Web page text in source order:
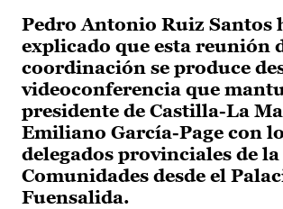
Pedro Antonio Ruiz Santos
explicado que esta reunión
coordinación se produce
videoconferencia que
presidente de Castilla-La
Emiliano García-Page con
delegados provinciales de
Comunidades desde el
Fuensalida.